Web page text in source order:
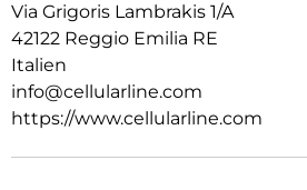
Via Grigoris Lambrakis 1/A
42122 Reggio Emilia RE
Italien
info@cellularline.com
https://www.cellularline.com